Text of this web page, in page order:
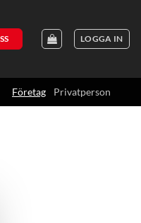
LOGGA IN
Företag Privatperson